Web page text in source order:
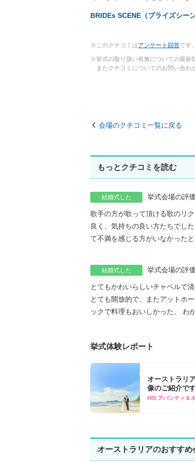
BRIDEs SCENE（ブライズシーン
※このクチコミはアンケート回答です。
※挙式の取り扱い有無についての最新
またクチコミについてのお問い合わ
会場のクチコミ一覧に戻る
もっとクチコミを読む
結婚式した 挙式会場の評価
歌手の方が歌って頂ける歌のリ
良く、気持ちの良い方たちでし
て不満を感じる方がいなかったと
結婚式した 挙式会場の評価
とてもかわいらしいチャペルで
とても開放的で、またアットホ
ックで料理もおいしかった。 わ
挙式体験レポート
オーストラリ
像のご紹介です
HIS アバンティ＆
オーストラリアのおすすめ